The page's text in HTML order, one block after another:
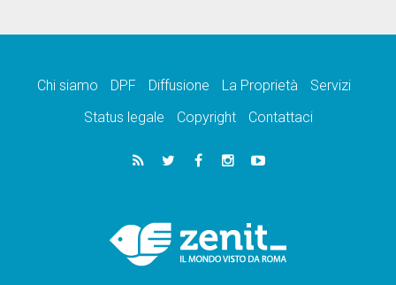
Chi siamo DPF Diffusione La Proprietà
Servizi
Status legale
Copyright Contattaci